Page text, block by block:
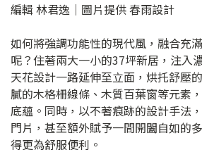
編輯 林君逸｜圖片提供 春雨設計
如何將強調功能性的現代風，融合充
呢？住著兩大一小的37坪新居，注入
天花設計一路延伸至立面，烘托舒壓
膩的木格柵線條、木質百葉窗等元素
底蘊。同時，以不著痕跡的設計手法
門片，甚至額外賦予一間開闔自如的
得更為舒服便利。